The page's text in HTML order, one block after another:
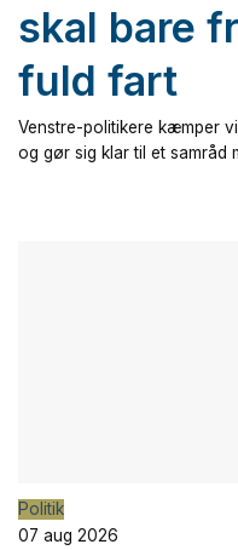
skal bare
fuld fart
Venstre-politikere kæmper
og gør sig klar til et samråd
Politik
07 aug 2026